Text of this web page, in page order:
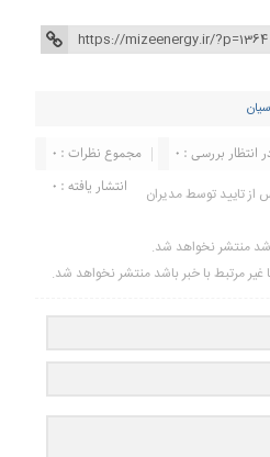
مجموع نظرات : 0
انتظار بررسی : 0
انتشار یافته : 0
تایید توسط مدیران
منتشر نخواهد شد.
غیر مرتبط با خبر باشد منتشر نخواهد شد.